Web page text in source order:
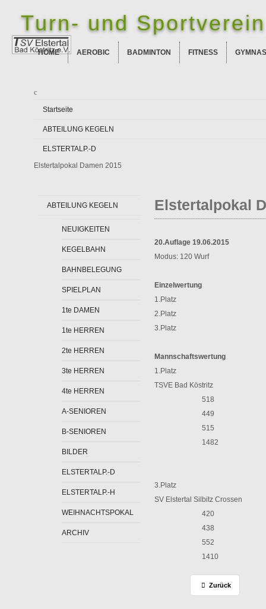
HOME AEROBIC BADMINTON FITNESS
Turn- und
Startseite
ABTEILUNG KEGELN
ELSTERTALP.-D
Elstertalpokal Damen 2015
ABTEILUNG KEGELN
NEUIGKEITEN
KEGELBAHN
BAHNBELEGUNG
SPIELPLAN
1te DAMEN
1te HERREN
2te HERREN
3te HERREN
4te HERREN
A-SENIOREN
B-SENIOREN
BILDER
ELSTERTALP.-D
ELSTERTALP.-H
WEIHNACHTSPOKAL
ARCHIV
Elstertalpokal
20.Auflage 19.06.2015
Modus: 120 Wurf
Einzelwertung
1.Platz
2.Platz
3.Platz
Mannschaftswertung
1.Platz
TSVE Bad Köstritz
518
449
515
1482
3.Platz
SV Elstertal Silbitz Crossen
420
438
552
1410
Zurück